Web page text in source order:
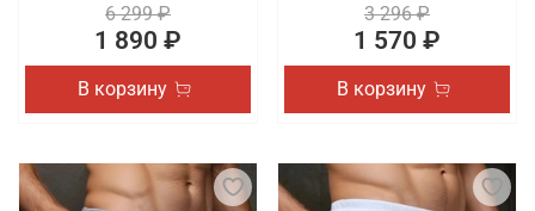
6 299 ₽
1 890 ₽
В корзину
3 296 ₽
1 570 ₽
В корзину